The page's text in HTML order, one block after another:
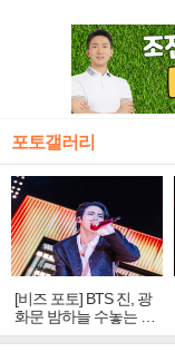
포토갤러리
[비즈 포토] BTS 진, 광
화문 밤하늘 수놓는 '비
주얼 킹'의 열창